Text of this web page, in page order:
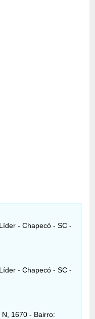
- Chapecó - SC -
- Chapecó - SC -
1670 - Bairro: